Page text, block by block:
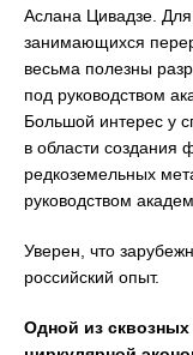
Аслана Цивадзе. Для
занимающихся
весьма полезны
под руководством
Большой интерес у
в области создания
редкоземельных
руководством
Уверен, что
российский опыт.
Одной из